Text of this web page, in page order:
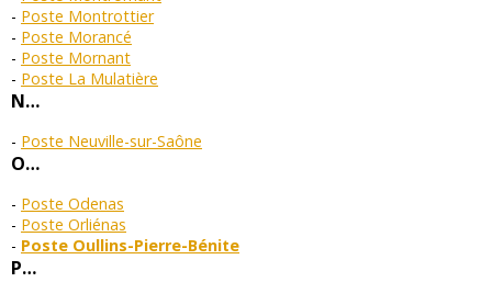
Poste Montrottier
Poste Morancé
Poste Mornant
Poste La Mulatière
N…
Poste Neuville-sur-Saône
O…
Poste Odenas
Poste Orliénas
Poste Oullins-Pierre-Bénite
P…